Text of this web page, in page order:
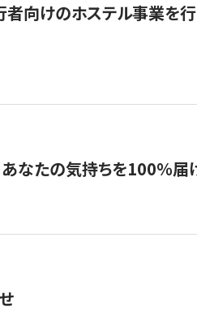
者向けのホステル事業を
あなたの気持ちを100％届